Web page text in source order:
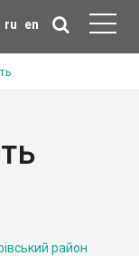
ru en
район